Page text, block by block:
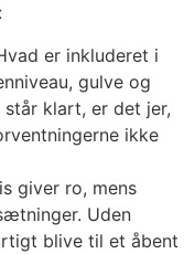
er inkluderet i
gulve og
klart, er det jer,
ikke
giver ro, mens
Uden
blive til et åbent